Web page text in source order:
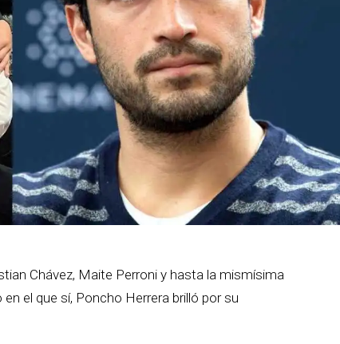
Chávez, Maite Perroni y hasta la mismísima
el que sí, Poncho Herrera brilló por su